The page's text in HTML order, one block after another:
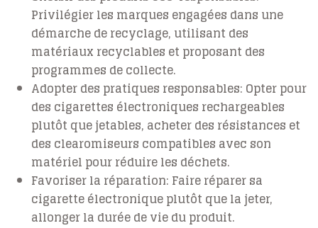
Privilégier les marques engagées dans une
démarche de recyclage, utilisant des
matériaux recyclables et proposant des
programmes de collecte.
Adopter des pratiques responsables: Opter pour
des cigarettes électroniques rechargeables
plutôt que jetables, acheter des résistances et
des clearomiseurs compatibles avec son
matériel pour réduire les déchets.
Favoriser la réparation: Faire réparer sa
cigarette électronique plutôt que la jeter,
allonger la durée de vie du produit.